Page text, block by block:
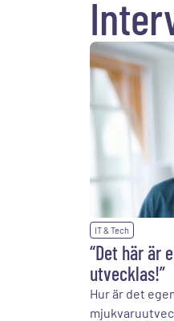
IT & Tech
“Det här är
utvecklas!”
Hur är det